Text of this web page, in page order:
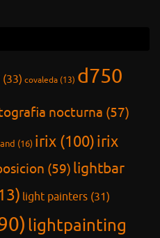
(33) covaleda (13) d750
nocturna (57)
(16) irix (100)irix
(59) lightbar
light painters (31)
lightpainting